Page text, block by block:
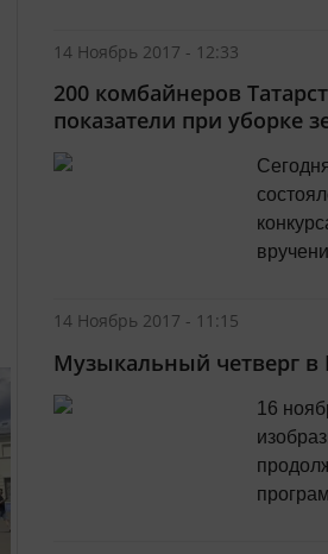
14 Ноябрь 2017 - 12:33
200 комбайнеров
показатели при уборке
вручения
что
14 Ноябрь 2017 - 11:15
Музыкальный четверг в
16